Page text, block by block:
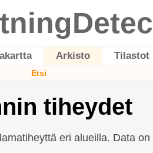
Arkisto Tilastot
Etsi
tiheydet
eri alueilla. Data